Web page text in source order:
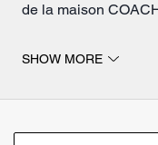
de la maison
ou dans le style
jour. Nos modèles
SHOW MORE